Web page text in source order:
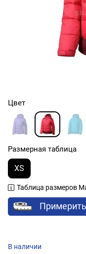
Цвет
Размерная таблица
XS
Таблица размеров
В наличии